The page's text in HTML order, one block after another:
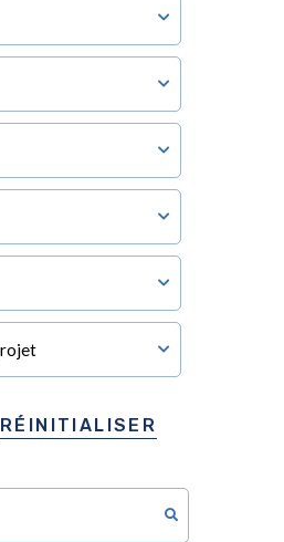
RÉINITIALISER